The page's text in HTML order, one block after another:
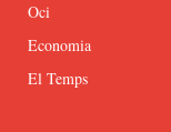
Oci
Economia
El Temps